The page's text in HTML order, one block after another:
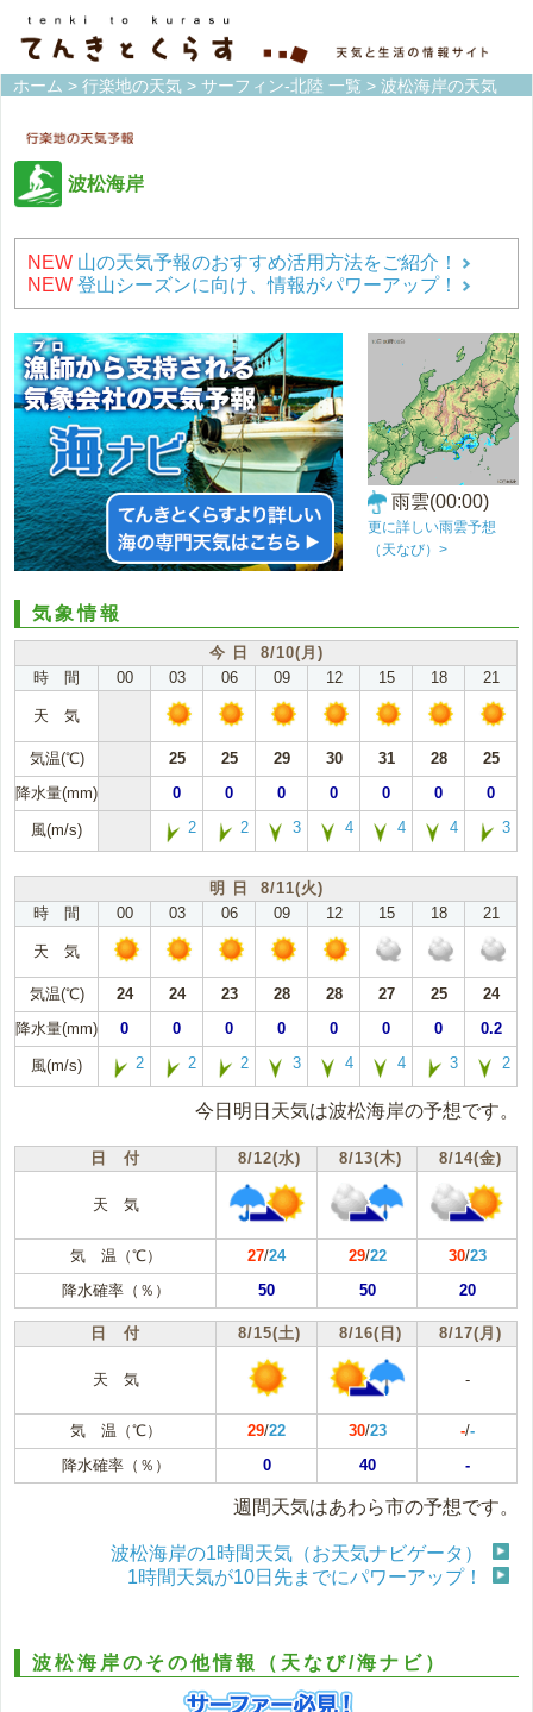
ホーム > 行楽地の天気 > サーフィン-北陸 一覧 > 波松海岸の天気
波松海岸
NEW 山の天気予報のおすすめ活用方法をご紹介！
NEW 登山シーズンに向け、情報がパワーアップ！
雨雲(00:00)
更に詳しい雨雲予想
（天なび）>
気象情報
今 日 8/10(月)
時 間
00 03 06 09 12 15 18 21
天 気
気温(℃) 25 25 29 30 31 28
25
降水量(mm)
0 0 0 0 0 0 0
風(m/s) 2 2 3 4 4 4 3
明 日 8/11(火)
時 間
00 03 06 09 12 15 18 21
天 気
気温(℃) 24 24 23 28 28 27 25
24
降水量(mm)
0 0 0 0 0 0 0 0.2
風(m/s) 2 2 2 3 4 4 3 2
今日明日天気は波松海岸の予想です。
日 付 8/12(水) 8/13(木) 8/14(金)
天 気
気 温（℃） 27/24 29/22 30/23
降水確率（％）
50 50 20
日 付 8/15(土) 8/16(日) 8/17(月)
天 気 -
気 温（℃） 29/22 30/23 -/-
降水確率（％）
0 40 -
週間天気はあわら市の予想です。
波松海岸の1時間天気（お天気ナビゲータ）
1時間天気が10日先までにパワーアップ！
波松海岸のその他情報（天なび/海ナビ）